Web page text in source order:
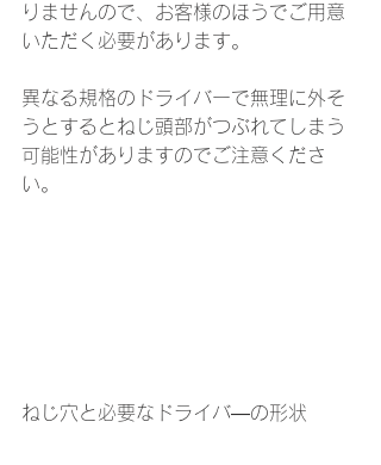
りませんので、お客様のほうでご用意
いただく必要があります。
異なる規格のドライバーで無理に外そ
うとするとねじ頭部がつぶれてしまう
可能性がありますのでご注意くださ
い。
ねじ穴と必要なドライバ―の形状